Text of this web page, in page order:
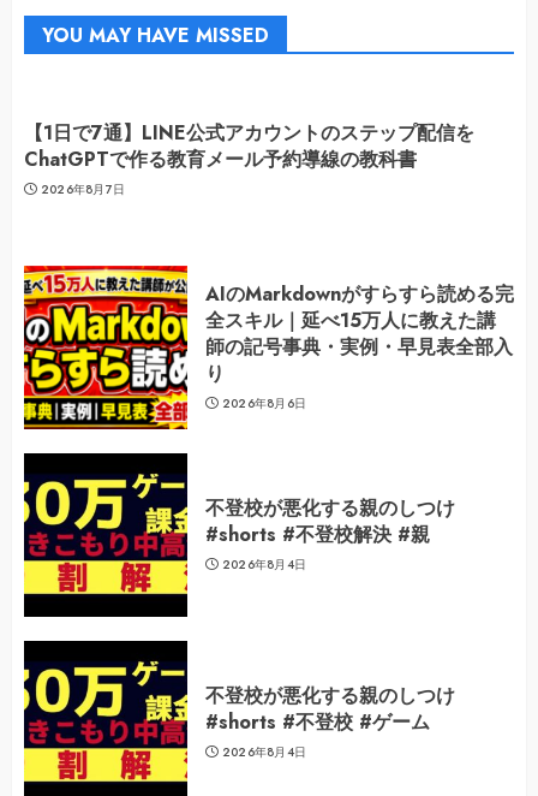
YOU MAY HAVE MISSED
【1日で7通】LINE公式アカウントのステップ配信を
ChatGPTで作る教育メール予約導線の教科書
2026年8月7日
AIのMarkdownがすらすら読める完
全スキル｜延べ15万人に教えた講
師の記号事典・実例・早見表全部入
り
2026年8月6日
不登校が悪化する親のしつけ
#shorts #不登校解決 #親
2026年8月4日
不登校が悪化する親のしつけ
#shorts #不登校 #ゲーム
2026年8月4日